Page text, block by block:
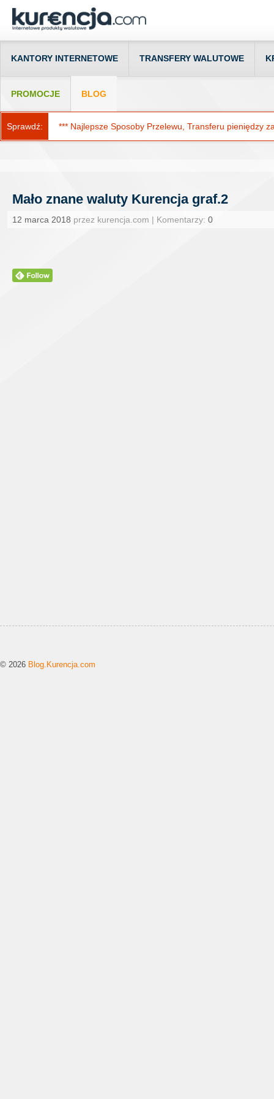
KANTORY INTERNETOWE TRANSFERY WALUTOWE
PROMOCJE BLOG
Sprawdź: *** Najlepsze Sposoby Przelewu, Transferu pieniędzy
Mało znane waluty Kurencja graf.2
12 marca 2018 przez kurencja.com | Komentarzy: 0
© 2026 Blog.Kurencja.com